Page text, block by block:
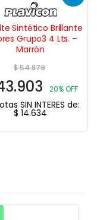
Sintético Brillante
Grupo3 4 Lts. –
Marrón
$54.879
20% OFF
SIN INTERES de:
$ 14.634